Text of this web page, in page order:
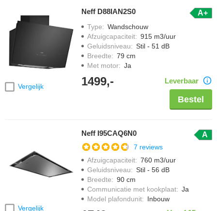
Vergelijk
Neff D88IAN2S0 A+
Type: Wandschouw
Afzuigcapaciteit: 915 m3/uur
Geluidsniveau: Stil - 51 dB
Breedte: 79 cm
Met motor: Ja
1499,- Leverbaar
Bestel
Vergelijk
Neff I95CAQ6N0 A
7 reviews
Afzuigcapaciteit: 760 m3/uur
Geluidsniveau: Stil - 56 dB
Breedte: 90 cm
Communicatie met kookplaat: Ja
Model plafondunit: Inbouw